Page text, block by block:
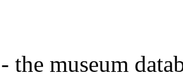
the museum